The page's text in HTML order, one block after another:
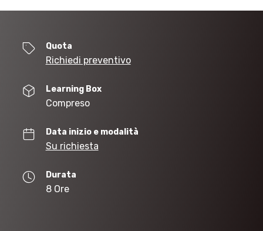
Quota
Richiedi preventivo
Learning Box
Compreso
Data inizio e modalità
Su richiesta
Durata
8 Ore